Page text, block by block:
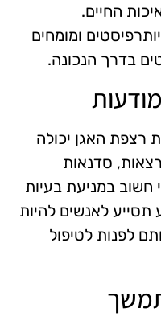
החיים.
ומומחים
בדרך הנכונה.
רצפת האגן יכולה
סדנאות
חשוב במניעת בעיות
לאנשים להיות
לפנות לטיפול